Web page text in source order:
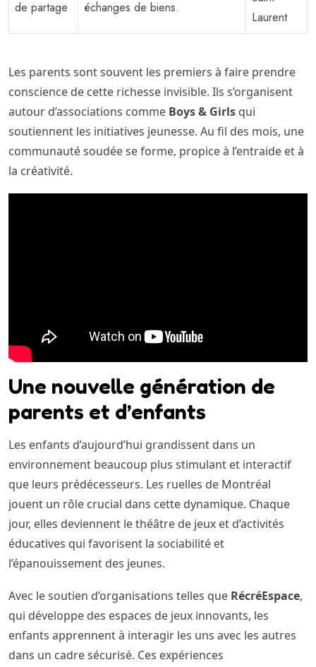
de partage
échanges de biens.
Laurent
Les parents sont souvent les premiers à faire prendre
conscience de cette richesse invisible. Ils s’organisent
autour d’associations comme Boys & Girls qui
soutiennent les initiatives jeunesse. Au fil des mois, une
communauté soudée se forme, propice à l’entraide et à
la créativité.
Une nouvelle génération de
parents et d’enfants
Les enfants d’aujourd’hui grandissent dans un
environnement beaucoup plus stimulant et interactif
que leurs prédécesseurs. Les ruelles de Montréal
jouent un rôle crucial dans cette dynamique. Chaque
jour, elles deviennent le théâtre de jeux et d’activités
éducatives qui favorisent la sociabilité et
l’épanouissement des jeunes.
Avec le soutien d’organisations telles que RécréEspace,
qui développe des espaces de jeux innovants, les
enfants apprennent à interagir les uns avec les autres
dans un cadre sécurisé. Ces expériences